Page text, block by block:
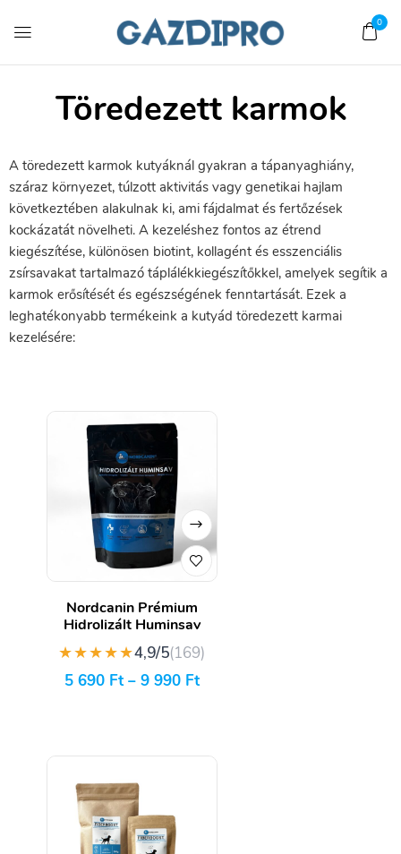
0
Töredezett karmok
A töredezett karmok kutyáknál gyakran a tápanyaghiány,
száraz környezet, túlzott aktivitás vagy genetikai hajlam
következtében alakulnak ki, ami fájdalmat és fertőzések
kockázatát növelheti. A kezeléshez fontos az étrend
kiegészítése, különösen biotint, kollagént és esszenciális
zsírsavakat tartalmazó táplálékkiegészítőkkel, amelyek segítik a
karmok erősítését és egészségének fenntartását. Ezek a
leghatékonyabb termékeink a kutyád töredezett karmai
kezelésére:
Nordcanin Prémium
Hidrolizált Huminsav
★★★★★4,9/5(169)
5 690 Ft– 9 990 Ft